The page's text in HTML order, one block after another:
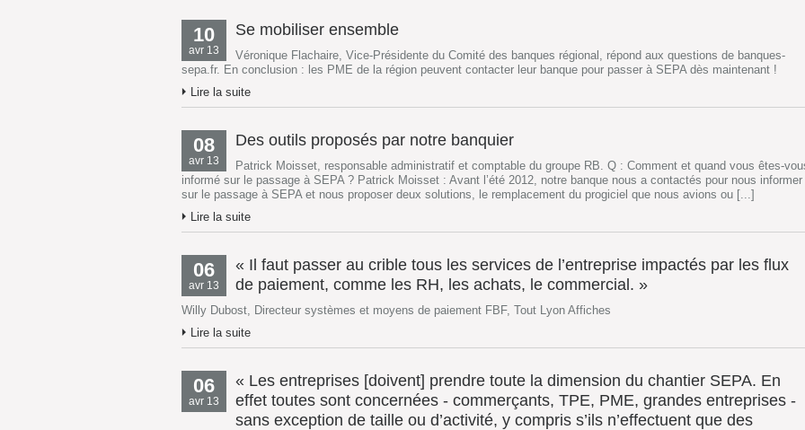
10
avr 13
Se mobiliser ensemble
Véronique Flachaire, Vice-Présidente du Comité des banques régional, répond aux questions de banques-
sepa.fr. En conclusion : les PME de la région peuvent contacter leur banque pour passer à SEPA dès maintenant !
Lire la suite
08
avr 13
Des outils proposés par notre banquier
Patrick Moisset, responsable administratif et comptable du groupe RB. Q : Comment et quand vous êtes-
informé sur le passage à SEPA ? Patrick Moisset : Avant l’été 2012, notre banque nous a contactés pour nous informer
sur le passage à SEPA et nous proposer deux solutions, le remplacement du progiciel que nous avions ou [...]
Lire la suite
06
avr 13
« Il faut passer au crible tous les services de l’entreprise impactés par les flux
de paiement, comme les RH, les achats, le commercial. »
Willy Dubost, Directeur systèmes et moyens de paiement FBF, Tout Lyon Affiches
Lire la suite
06
avr 13
« Les entreprises [doivent] prendre toute la dimension du chantier SEPA. En
effet toutes sont concernées - commerçants, TPE, PME, grandes entreprises -
sans exception de taille ou d’activité, y compris s’ils n’effectuent que des